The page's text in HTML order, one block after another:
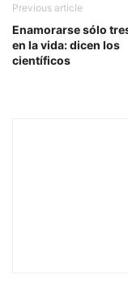
Previous article
Enamorarse sólo
en la vida: dicen los
científicos